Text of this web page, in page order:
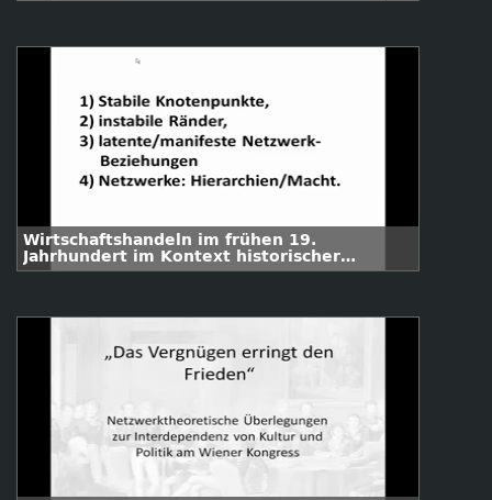
Wirtschaftshandeln im frühen 19.
Jahrhundert im Kontext historischer
Netzwerkforschung.